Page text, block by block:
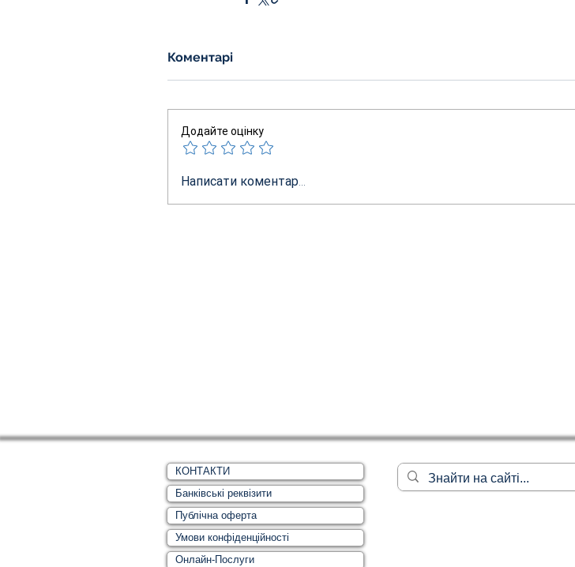
Коментарі
Додайте оцінку
Написати коментар...
КОНТАКТИ
Банківські реквізити
Публічна оферта
Умови конфіденційності
Онлайн-Послуги